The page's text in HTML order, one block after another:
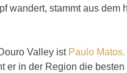
wandert, stammt aus
Valley ist Paulo
in der Region die